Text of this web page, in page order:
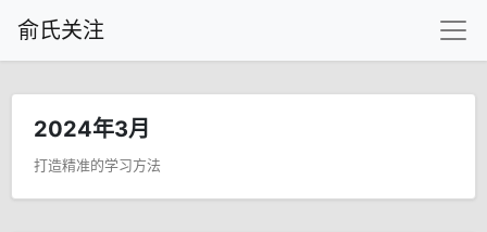
俞氏关注
2024年3月
打造精准的学习方法